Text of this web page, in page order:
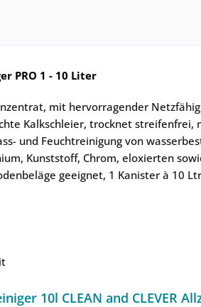
PRO 1 - 10 Liter
mit hervorragender
Kalkschleier, trocknet streifenfrei,
und Feuchtreinigung von
Kunststoff, Chrom, eloxierten
geeignet, 1 Kanister à 10
10l CLEAN and CLEVER